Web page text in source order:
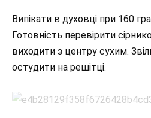
Випікати в духовці при 160
Готовність перевірити
виходити з центру сухим.
остудити на решітці.